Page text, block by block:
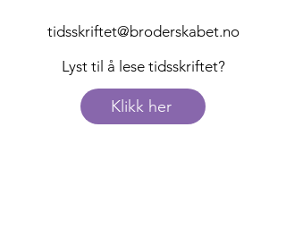
tidsskriftet@broderskabet.no
Lyst til å lese tidsskriftet?
Klikk her